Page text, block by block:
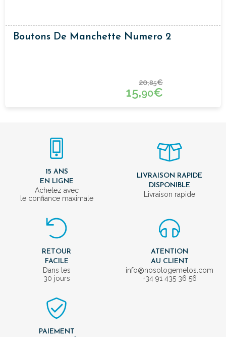
Boutons De Manchette Numero 2
20,85€
15,90€
15 ANS
EN LIGNE
Achetez avec
le confiance maximale
LIVRAISON RAPIDE
DISPONIBLE
Livraison rapide
RETOUR
FACILE
Dans les
30 jours
ATENTION
AU CLIENT
info@nosologemelos.com
+34 91 435 36 56
PAIEMENT